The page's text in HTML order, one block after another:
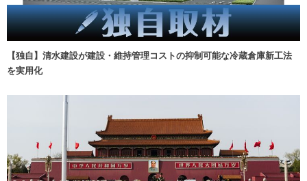
【独自】清水建設が建設・維持管理コストの抑制可能な冷蔵倉庫新工法
を実用化